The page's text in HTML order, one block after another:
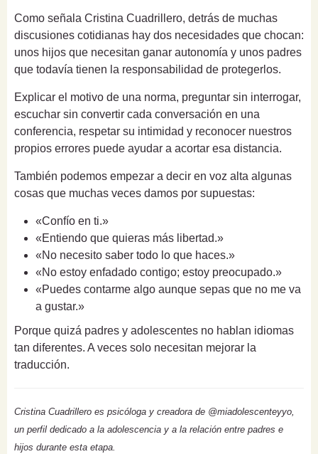
Como señala Cristina Cuadrillero, detrás de muchas
discusiones cotidianas hay dos necesidades que chocan:
unos hijos que necesitan ganar autonomía y unos padres
que todavía tienen la responsabilidad de protegerlos.
Explicar el motivo de una norma, preguntar sin interrogar,
escuchar sin convertir cada conversación en una
conferencia, respetar su intimidad y reconocer nuestros
propios errores puede ayudar a acortar esa distancia.
También podemos empezar a decir en voz alta algunas
cosas que muchas veces damos por supuestas:
«Confío en ti.»
«Entiendo que quieras más libertad.»
«No necesito saber todo lo que haces.»
«No estoy enfadado contigo; estoy preocupado.»
«Puedes contarme algo aunque sepas que no me va
a gustar.»
Porque quizá padres y adolescentes no hablan idiomas
tan diferentes. A veces solo necesitan mejorar la
traducción.
Cristina Cuadrillero es psicóloga y creadora de @miadolescenteyyo,
un perfil dedicado a la adolescencia y a la relación entre padres e
hijos durante esta etapa.